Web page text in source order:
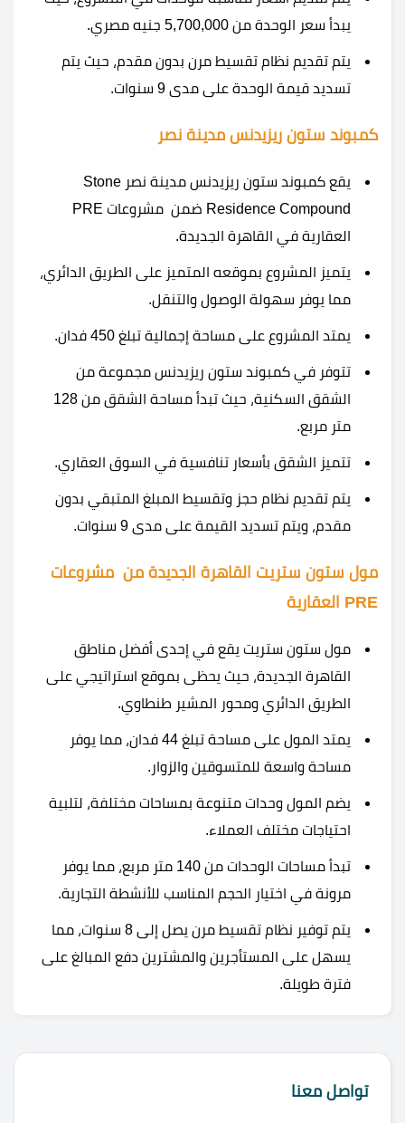
يبدأ سعر الوحدة من 5,700,000 جنيه مصري.
يتم تقديم نظام تقسيط مرن بدون مقدم، حيث يتم
تسديد قيمة الوحدة على مدى 9 سنوات.
كمبوند ستون ريزيدنس مدينة نصر
يقع كمبوند ستون ريزيدنس مدينة نصر Stone
Residence Compound ضمن مشروعات PRE
العقارية في القاهرة الجديدة.
يتميز المشروع بموقعه المتميز على الطريق الدائري،
مما يوفر سهولة الوصول والتنقل.
يمتد المشروع على مساحة إجمالية تبلغ 450 فدان.
تتوفر في كمبوند ستون ريزيدنس مجموعة من
الشقق السكنية، حيث تبدأ مساحة الشقق من 128
متر مربع.
تتميز الشقق بأسعار تنافسية في السوق العقاري.
يتم تقديم نظام حجز وتقسيط المبلغ المتبقي بدون
مقدم، ويتم تسديد القيمة على مدى 9 سنوات.
مول ستون ستريت القاهرة الجديدة من مشروعات
PRE العقارية
مول ستون ستريت يقع في إحدى أفضل مناطق
القاهرة الجديدة، حيث يحظى بموقع استراتيجي على
الطريق الدائري ومحور المشير طنطاوي.
يمتد المول على مساحة تبلغ 44 فدان، مما يوفر
مساحة واسعة للمتسوقين والزوار.
يضم المول وحدات متنوعة بمساحات مختلفة، لتلبية
احتياجات مختلف العملاء.
تبدأ مساحات الوحدات من 140 متر مربع، مما يوفر
مرونة في اختيار الحجم المناسب للأنشطة التجارية.
يتم توفير نظام تقسيط مرن يصل إلى 8 سنوات، مما
يسهل على المستأجرين والمشترين دفع المبالغ على
فترة طويلة.
تواصل معنا